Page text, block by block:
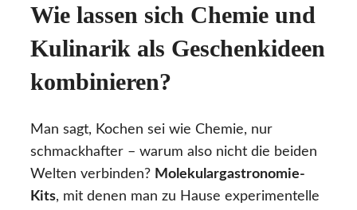
Wie lassen sich Chemie und
Kulinarik als Geschenkideen
kombinieren?
Man sagt, Kochen sei wie Chemie, nur
schmackhafter – warum also nicht die beiden
Welten verbinden? Molekulargastronomie-
Kits, mit denen man zu Hause experimentelle